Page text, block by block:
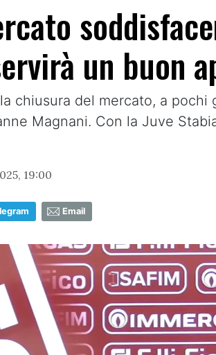
un buon
chiusura del mercato, a
Magnani. Con la Juve
19:00
Email